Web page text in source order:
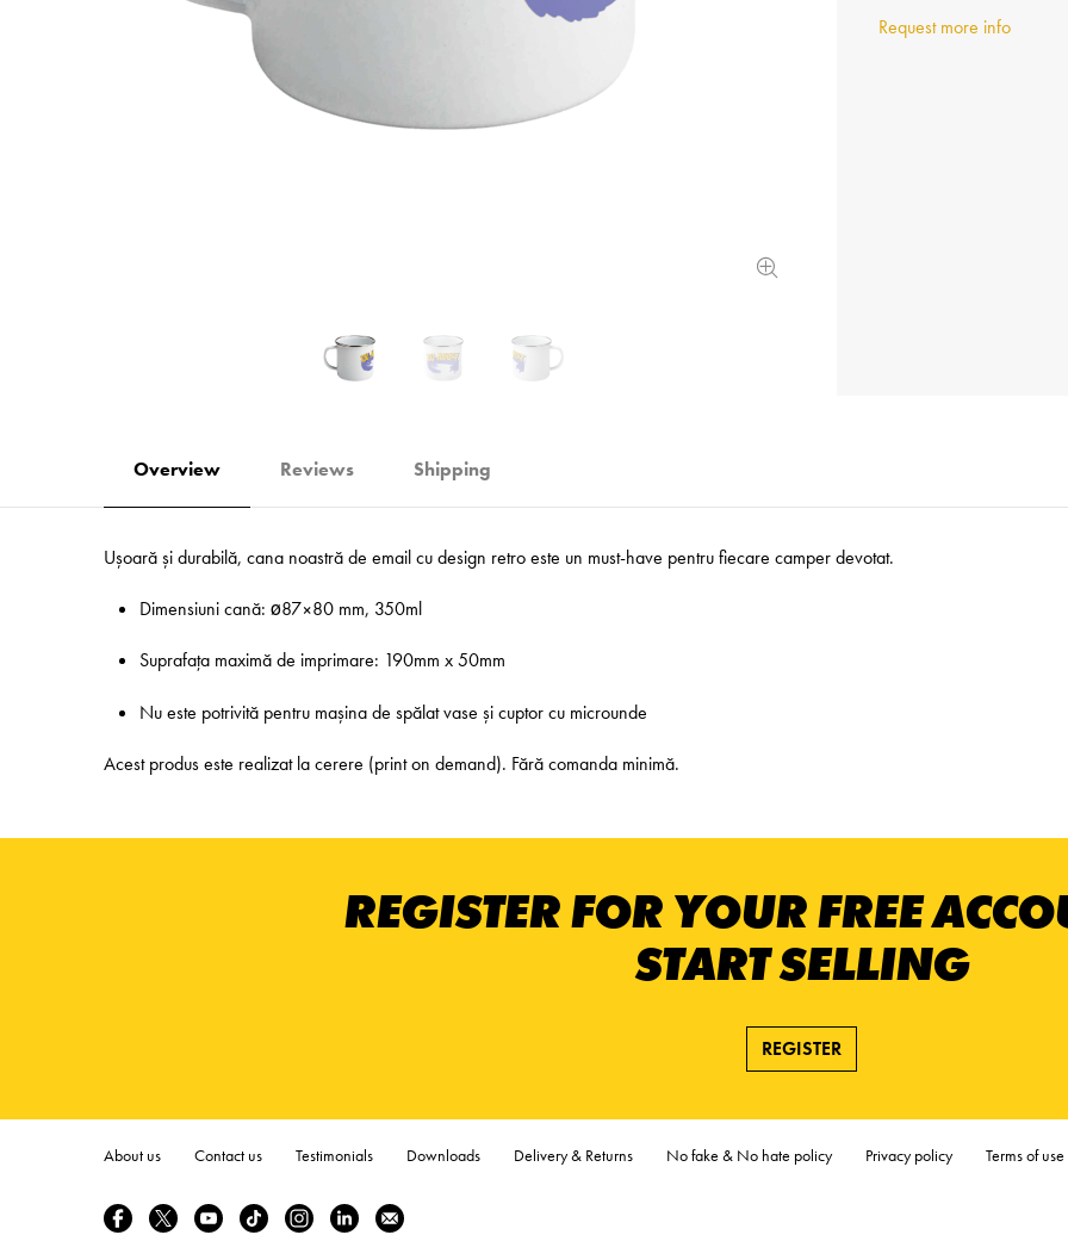
Request more info
Overview Reviews Shipping
Ușoară și durabilă, cana noastră de email cu design retro este un must-have pentru fiecare camper devotat.
Dimensiuni cană: ø87×80 mm, 350ml
Suprafața maximă de imprimare: 190mm x 50mm
Nu este potrivită pentru mașina de spălat vase și cuptor cu microunde
Acest produs este realizat la cerere (print on demand). Fără comanda minimă.
REGISTER FOR YOUR FREE
START SELLING
REGISTER
About us Contact us Testimonials Downloads Delivery & Returns No fake & No hate policy Privacy policy Terms of use